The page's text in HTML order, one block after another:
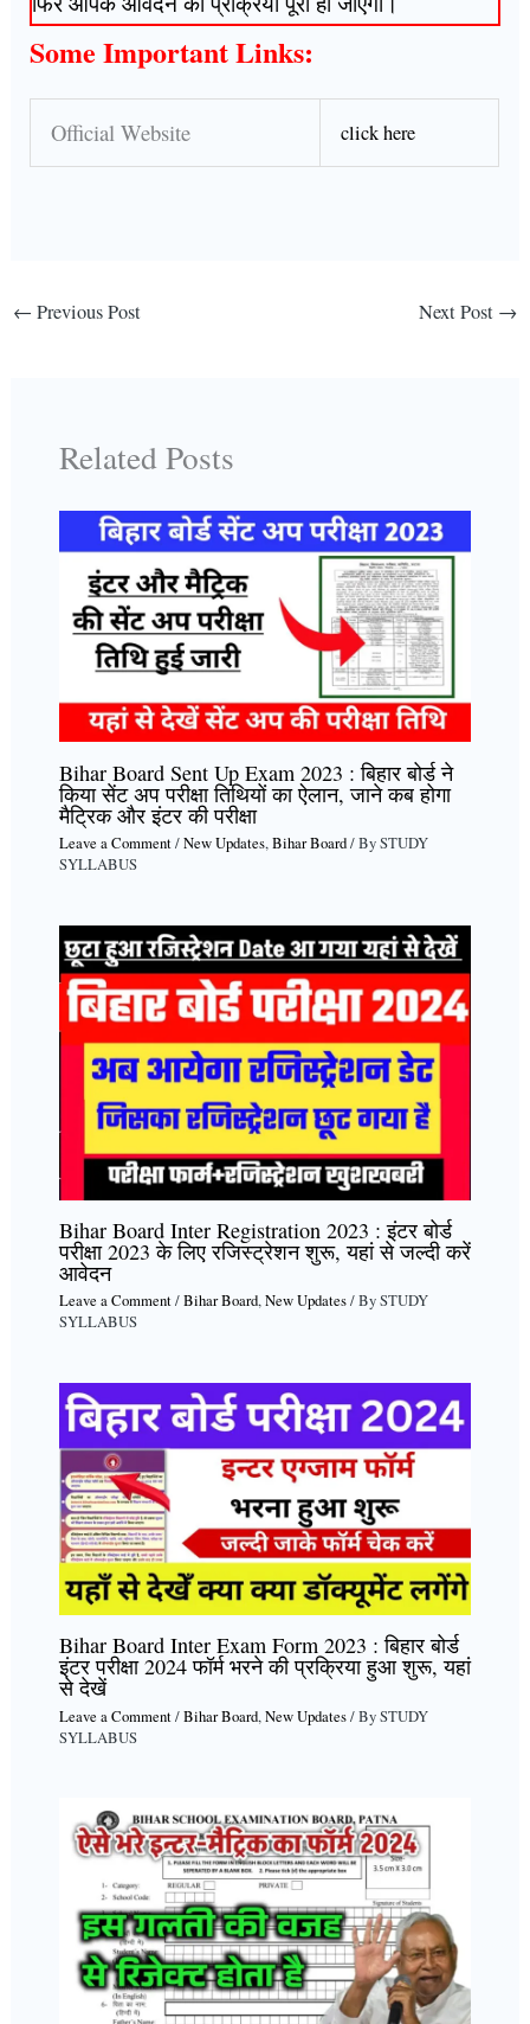
Some Important Links:
Official Website click here
← Previous Post Next Post →
Related Posts
Bihar Board Sent Up Exam 2023 : बिहार बोर्ड ने
किया सेंट अप परीक्षा तिथियों का ऐलान, जाने कब होगा
मैट्रिक और इंटर की परीक्षा
Leave a Comment/New Updates,Bihar Board/ BySTUDY
SYLLABUS
Bihar Board Inter Registration 2023 : इंटर बोर्ड
परीक्षा 2023 के लिए रजिस्ट्रेशन शुरू, यहां से जल्दी करें
आवेदन
Leave a Comment/Bihar Board,New Updates/ BySTUDY
SYLLABUS
Bihar Board Inter Exam Form 2023 : बिहार बोर्ड
इंटर परीक्षा 2024 फॉर्म भरने की प्रक्रिया हुआ शुरू, यहां
से देखें
Leave a Comment/Bihar Board,New Updates/ BySTUDY
SYLLABUS